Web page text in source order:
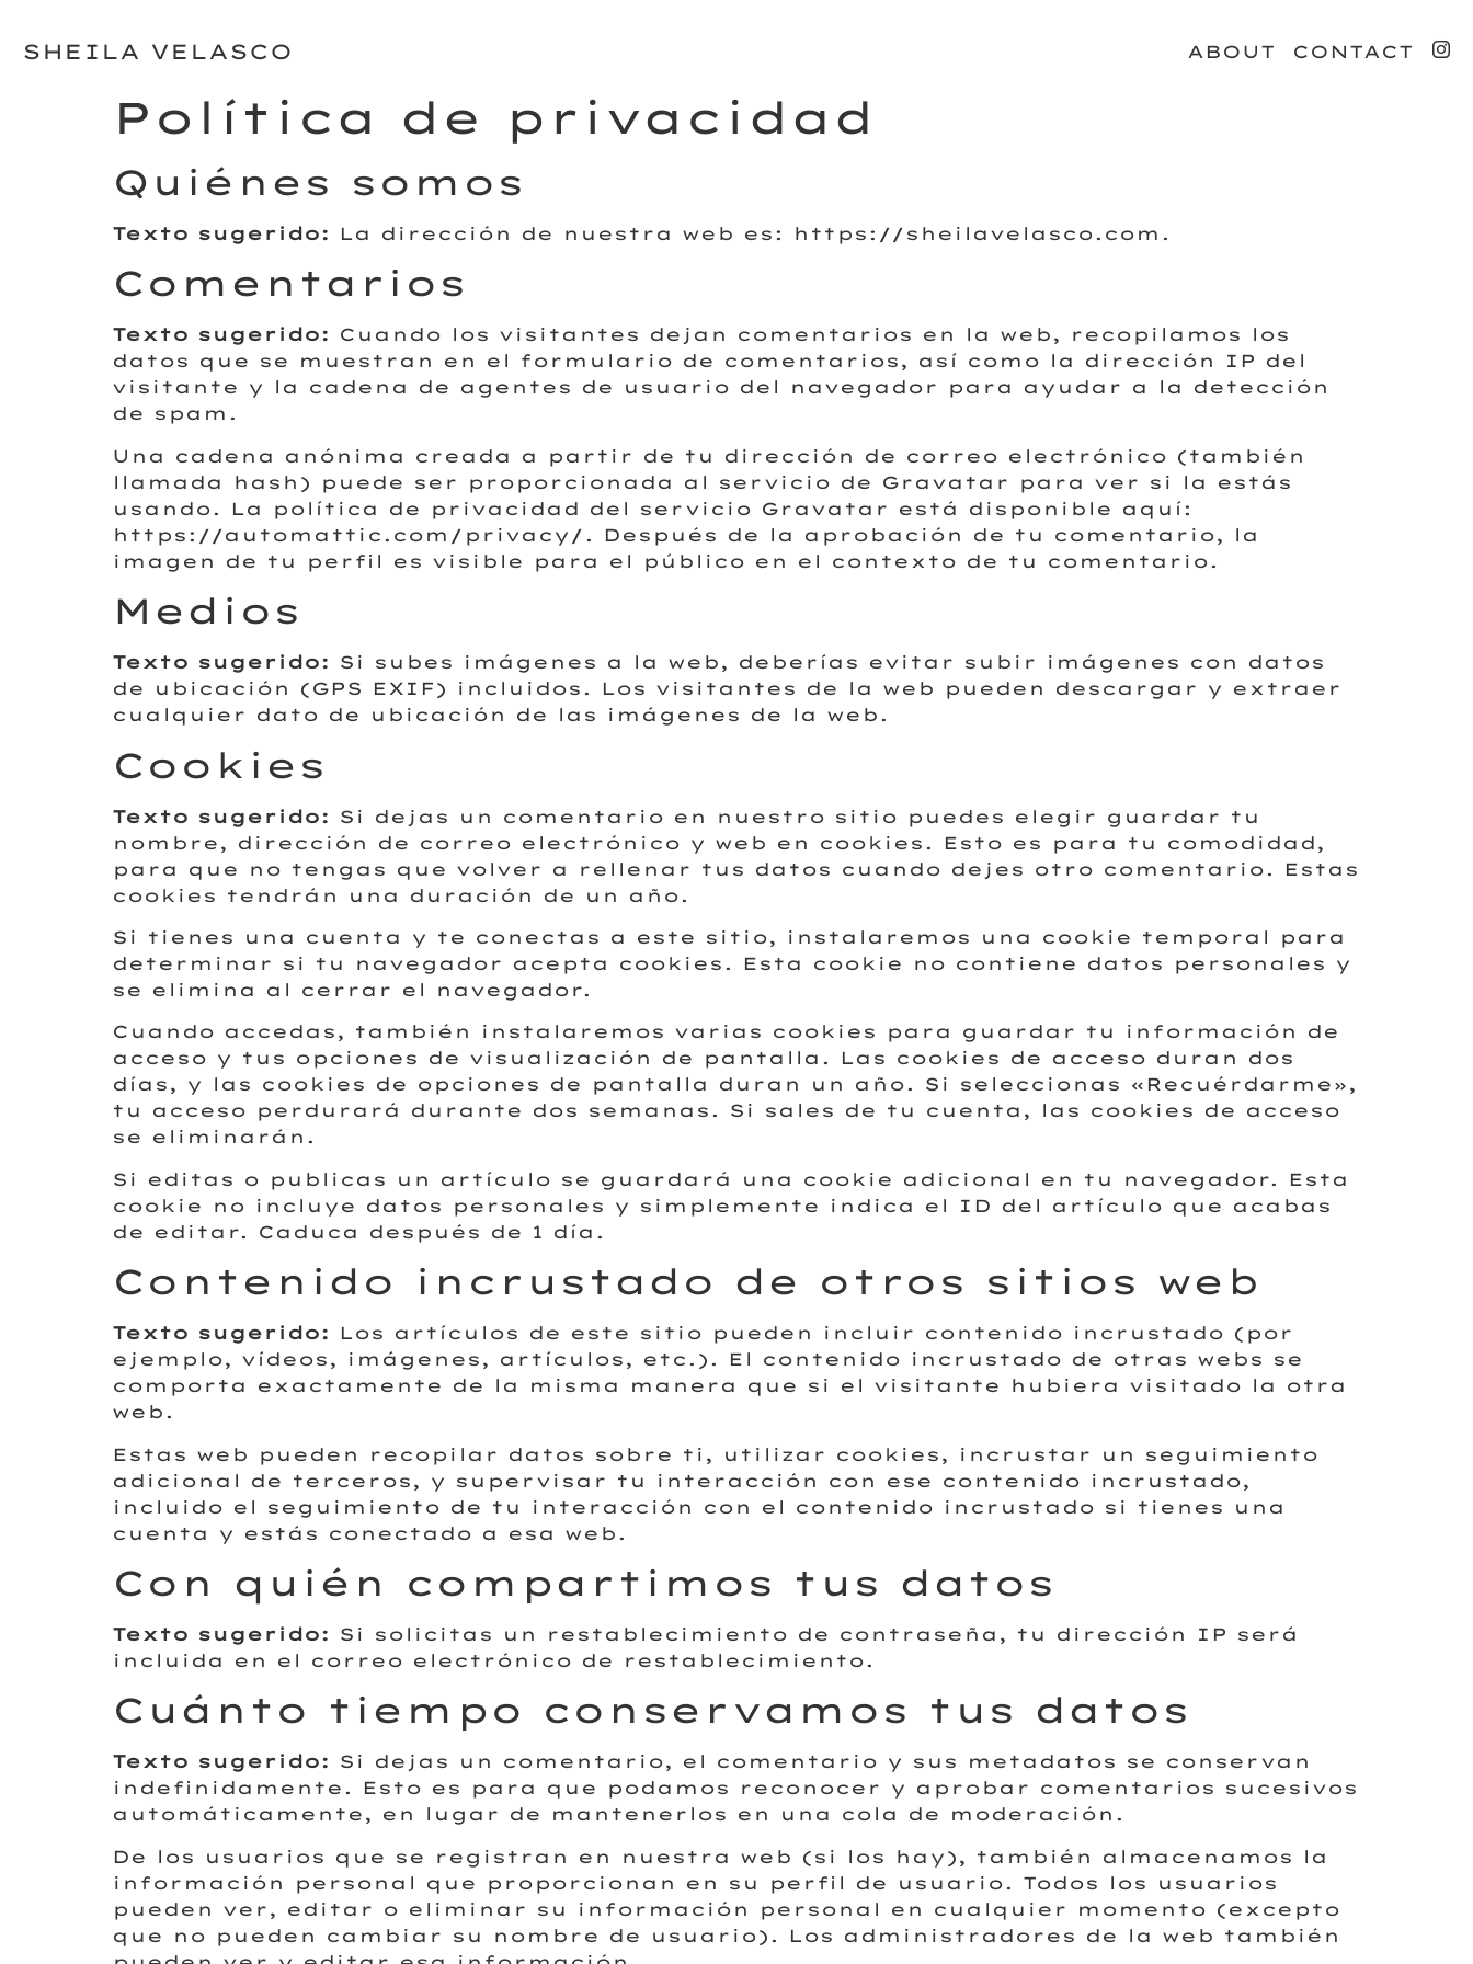
SHEILA VELASCO ABOUT CONTACT
Política de privacidad
Quiénes somos
Texto sugerido: La dirección de nuestra web es: https://sheilavelasco.com.
Comentarios
Texto sugerido: Cuando los visitantes dejan comentarios en la web, recopilamos los
datos que se muestran en el formulario de comentarios, así como la dirección IP del
visitante y la cadena de agentes de usuario del navegador para ayudar a la detección
de spam.
Una cadena anónima creada a partir de tu dirección de correo electrónico (también
llamada hash) puede ser proporcionada al servicio de Gravatar para ver si la estás
usando. La política de privacidad del servicio Gravatar está disponible aquí:
https://automattic.com/privacy/. Después de la aprobación de tu comentario, la
imagen de tu perfil es visible para el público en el contexto de tu comentario.
Medios
Texto sugerido: Si subes imágenes a la web, deberías evitar subir imágenes con datos
de ubicación (GPS EXIF) incluidos. Los visitantes de la web pueden descargar y extraer
cualquier dato de ubicación de las imágenes de la web.
Cookies
Texto sugerido: Si dejas un comentario en nuestro sitio puedes elegir guardar tu
nombre, dirección de correo electrónico y web en cookies. Esto es para tu comodidad,
para que no tengas que volver a rellenar tus datos cuando dejes otro comentario. Estas
cookies tendrán una duración de un año.
Si tienes una cuenta y te conectas a este sitio, instalaremos una cookie temporal para
determinar si tu navegador acepta cookies. Esta cookie no contiene datos personales y
se elimina al cerrar el navegador.
Cuando accedas, también instalaremos varias cookies para guardar tu información de
acceso y tus opciones de visualización de pantalla. Las cookies de acceso duran dos
días, y las cookies de opciones de pantalla duran un año. Si seleccionas «Recuérdarme»,
tu acceso perdurará durante dos semanas. Si sales de tu cuenta, las cookies de acceso
se eliminarán.
Si editas o publicas un artículo se guardará una cookie adicional en tu navegador. Esta
cookie no incluye datos personales y simplemente indica el ID del artículo que acabas
de editar. Caduca después de 1 día.
Contenido incrustado de otros sitios web
Texto sugerido:
Los artículos de este sitio pueden incluir contenido incrustado (por
ejemplo, vídeos, imágenes, artículos, etc.). El contenido incrustado de otras webs se
comporta exactamente de la misma manera que si el visitante hubiera visitado la otra
web.
Estas web pueden recopilar datos sobre ti, utilizar cookies, incrustar un seguimiento
adicional de terceros, y supervisar tu interacción con ese contenido incrustado,
incluido el seguimiento de tu interacción con el contenido incrustado si tienes una
cuenta y estás conectado a esa web.
Con quién compartimos tus datos
Texto sugerido: Si solicitas un restablecimiento de contraseña, tu dirección IP será
incluida en el correo electrónico de restablecimiento.
Cuánto tiempo conservamos tus datos
Texto sugerido: Si dejas un comentario, el comentario y sus metadatos se conservan
indefinidamente. Esto es para que podamos reconocer y aprobar comentarios sucesivos
automáticamente, en lugar de mantenerlos en una cola de moderación.
De los usuarios que se registran en nuestra web (si los hay), también almacenamos la
información personal que proporcionan en su perfil de usuario. Todos los usuarios
pueden ver, editar o eliminar su información personal en cualquier momento (excepto
que no pueden cambiar su nombre de usuario). Los administradores de la web también